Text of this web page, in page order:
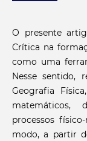
O presente
Crítica na
como uma
Nesse sentido,
Geografia
matemáticos,
processos
modo, a partir